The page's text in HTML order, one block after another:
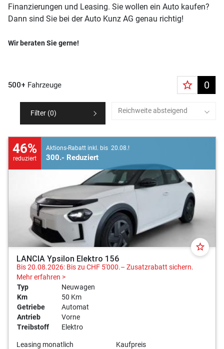
Finanzierungen und Leasing. Sie wollen ein Auto kaufen?
Dann sind Sie bei der Auto Kunz AG genau richtig!
Wir beraten Sie gerne!
500+ Fahrzeuge star_border 0
Filter (0) Reichweite absteigend
46%
reduziert
Aktions-Rabatt inkl. bis 20.08.!
300.- Reduziert
star_border
LANCIA Ypsilon Elektro 156
Bis 20.08.2026: Bis zu CHF 5'000.– Zusatzrabatt sichern.
Mehr erfahren >
Typ
Neuwagen
Km
50 Km
Getriebe
Automat
Antrieb
Vorne
Treibstoff
Elektro
Leasing monatlich Kaufpreis